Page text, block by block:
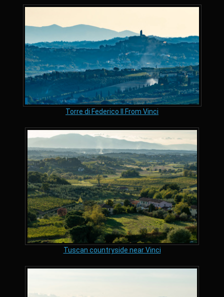
Torre di Federico II From Vinci
Tuscan countryside near Vinci